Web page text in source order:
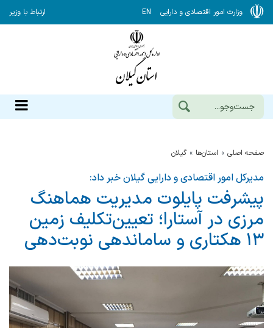
وزارت امور اقتصادی و دارایی EN ارتباط با وزیر
صفحه اصلی استان‌ها گيلان
مدیرکل امور اقتصادی و دارایی گیلان خبر داد:
پیشرفت پایلوت مدیریت هماهنگ
مرزی در آستارا؛ تعیین‌تکلیف زمین
۱۳ هکتاری و ساماندهی نوبت‌دهی